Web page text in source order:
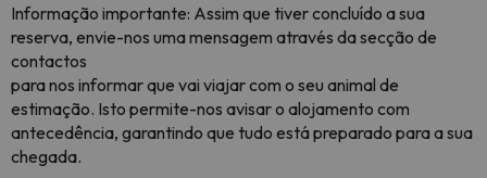
Informação importante: Assim que tiver concluído a sua
reserva, envie-nos uma mensagem através da secção de
contactos
para nos informar que vai viajar com o seu animal de
estimação. Isto permite-nos avisar o alojamento com
antecedência, garantindo que tudo está preparado para a sua
chegada.